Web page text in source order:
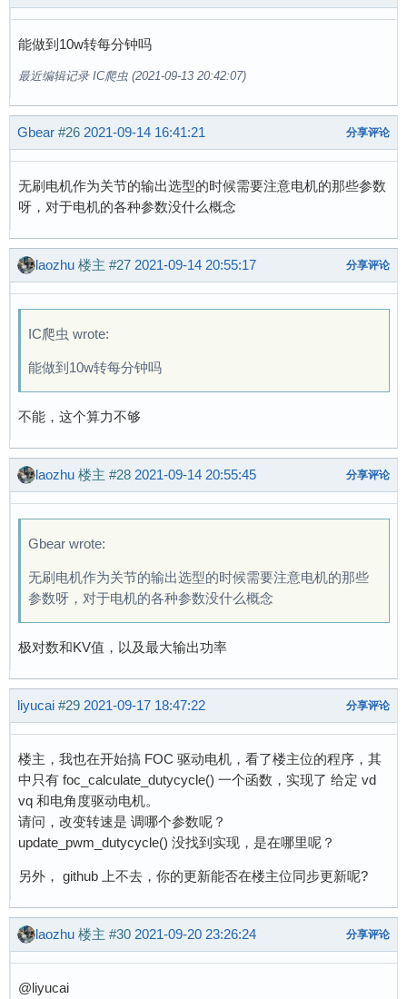
能做到10w转每分钟吗
最近编辑记录 IC爬虫 (2021-09-13 20:42:07)
Gbear #26 2021-09-14 16:41:21 分享评论
无刷电机作为关节的输出选型的时候需要注意电机的那些参数
呀，对于电机的各种参数没什么概念
laozhu 楼主 #27 2021-09-14 20:55:17 分享评论
IC爬虫 wrote:
能做到10w转每分钟吗
不能，这个算力不够
laozhu 楼主 #28 2021-09-14 20:55:45 分享评论
Gbear wrote:
无刷电机作为关节的输出选型的时候需要注意电机的那些
参数呀，对于电机的各种参数没什么概念
极对数和KV值，以及最大输出功率
liyucai #29 2021-09-17 18:47:22 分享评论
楼主，我也在开始搞 FOC 驱动电机，看了楼主位的程序，其
中只有 foc_calculate_dutycycle() 一个函数，实现了 给定 vd
vq 和电角度驱动电机。
请问，改变转速是 调哪个参数呢？
update_pwm_dutycycle() 没找到实现，是在哪里呢？
另外， github 上不去，你的更新能否在楼主位同步更新呢?
laozhu 楼主 #30 2021-09-20 23:26:24 分享评论
@liyucai